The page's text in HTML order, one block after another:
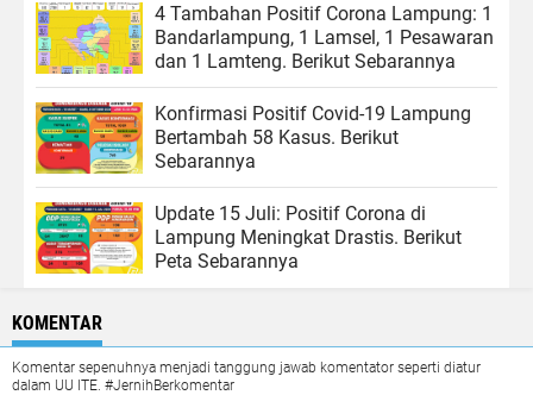
4 Tambahan Positif Corona Lampung: 1
Bandarlampung, 1 Lamsel, 1 Pesawaran
dan 1 Lamteng. Berikut Sebarannya
Konfirmasi Positif Covid-19 Lampung
Bertambah 58 Kasus. Berikut
Sebarannya
Update 15 Juli: Positif Corona di
Lampung Meningkat Drastis. Berikut
Peta Sebarannya
KOMENTAR
Komentar sepenuhnya menjadi tanggung jawab komentator seperti diatur
dalam UU ITE. #JernihBerkomentar